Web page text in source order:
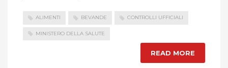
ALIMENTI BEVANDE CONTROLLI UFFICIALI
MINISTERO DELLA SALUTE
READ MORE